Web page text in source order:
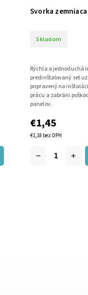
Svorka
Skladom
€1,18 bez DPH
€1,45
Rýchla a jednoduchá
predinštalovaný set
pripravený na
prácu a zabráni
panelov.